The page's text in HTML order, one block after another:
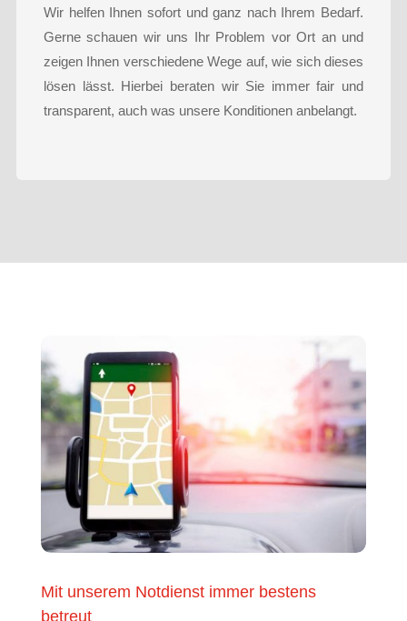
Wir helfen Ihnen sofort und ganz nach Ihrem Bedarf.
Gerne schauen wir uns Ihr Problem vor Ort an und
zeigen Ihnen verschiedene Wege auf, wie sich dieses
lösen lässt. Hierbei beraten wir Sie immer fair und
transparent, auch was unsere Konditionen anbelangt.
Mit unserem Notdienst immer bestens
betreut